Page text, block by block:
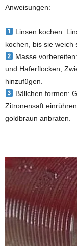
Anweisungen:
Linsen kochen:
kochen, bis sie weich
Masse
und Haferflocken,
hinzufügen.
Bällchen formen:
Zitronensaft
goldbraun anbraten.